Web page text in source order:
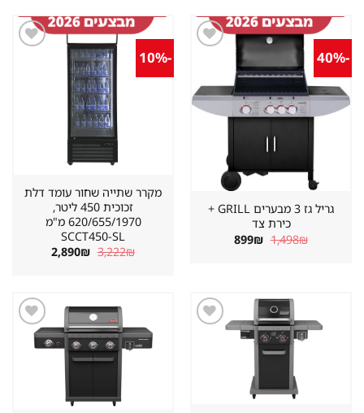
במועדפים
גריל גז 3 מבערים GRILL +
כירת צד
1,498₪ המחיר
המקורי
899₪ המחיר
הנוכחי
מקרר שתייה שחור עומד דלת
זכוכית 450 ליטר,
620/655/1970 מ"מ
SCCT450-SL
3,222₪ המחיר
2,890₪ המחיר
הנוכחי
שמור
מוצר